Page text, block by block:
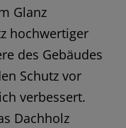
Glanz
hochwertiger
des Gebäudes
Schutz vor
verbessert.
Dachholz